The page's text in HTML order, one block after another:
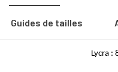
Guides de tailles
Lycra :